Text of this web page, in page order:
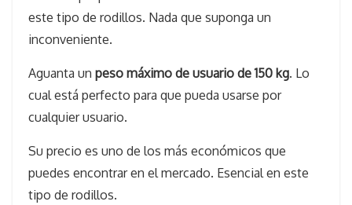
este tipo de rodillos. Nada que suponga un
inconveniente.
Aguanta un peso máximo de usuario de 150 kg. Lo
cual está perfecto para que pueda usarse por
cualquier usuario.
Su precio es uno de los más económicos que
puedes encontrar en el mercado. Esencial en este
tipo de rodillos.